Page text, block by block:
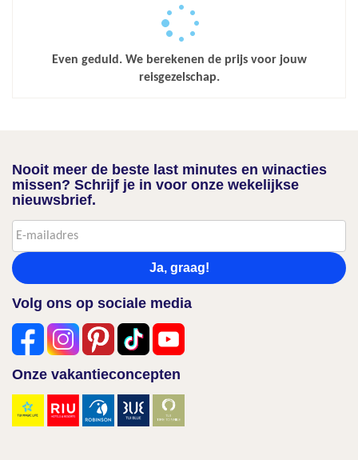
Even geduld. We berekenen de prijs voor jouw
reisgezelschap.
Nooit meer de beste last minutes en winacties
missen? Schrijf je in voor onze wekelijkse
nieuwsbrief.
Ja, graag!
Volg ons op sociale media
Onze vakantieconcepten